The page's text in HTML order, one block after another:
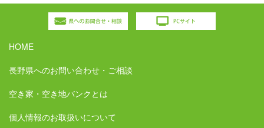
HOME
長野県へのお問い合わせ・ご相談
空き家・空き地バンクとは
個人情報のお取扱いについて